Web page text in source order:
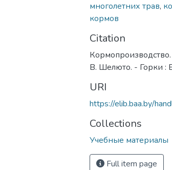
многолетних трав,
кормов
Citation
В. Шелюто. - Горки :
URI
https://elib.baa.by/
Collections
Учебные материалы
Full item page